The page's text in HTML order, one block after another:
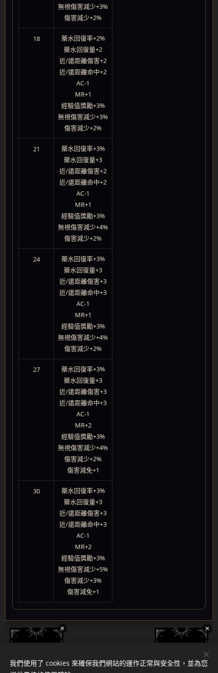
無視傷害減少+3%
傷害減少+2%
18
藥水回復率+2%
藥水回復量+2
近/遠距離傷害+2
近/遠距離命中+2
AC-1
MR+1
經驗值獎勵+3%
無視傷害減少+3%
傷害減少+2%
21
藥水回復率+3%
藥水回復量+3
近/遠距離傷害+2
近/遠距離命中+2
AC-1
MR+1
經驗值獎勵+3%
無視傷害減少+4%
傷害減少+2%
24
藥水回復率+3%
藥水回復量+3
近/遠距離傷害+3
近/遠距離命中+3
AC-1
MR+1
經驗值獎勵+3%
無視傷害減少+4%
傷害減少+2%
27
藥水回復率+3%
藥水回復量+3
近/遠距離傷害+3
近/遠距離命中+3
AC-1
MR+2
經驗值獎勵+3%
無視傷害減少+4%
傷害減少+2%
傷害減免+1
30
藥水回復率+3%
藥水回復量+3
近/遠距離傷害+3
近/遠距離命中+3
AC-1
MR+2
經驗值獎勵+3%
無視傷害減少+5%
傷害減少+3%
傷害減免+1
✕ ✕
我們使用了 cookies 來確保我們網站的運作正常與安全性，並為您